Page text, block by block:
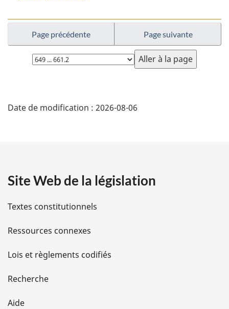
e
Page précédente Page suivante
Choisissez
la
é
i
l
s
d
e
l
Date de modification : 2026-08-06
Site Web de la législation
Textes constitutionnels
Ressources connexes
Lois et règlements codifiés
Recherche
Aide